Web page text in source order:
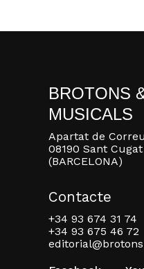
BROTONS
MUSICALS
Apartat de
08190 Sant
(BARCELONA)
Contacte
+34 93 674 31 74
+34 93 675 46 72